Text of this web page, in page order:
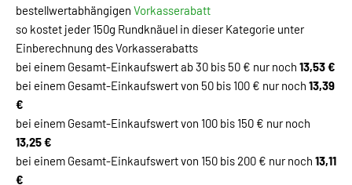
bestellwertabhängigen Vorkasserabatt
so kostet jeder 150g Rundknäuel in dieser Kategorie unter
Einberechnung des Vorkasserabatts
bei einem Gesamt-Einkaufswert ab 30 bis 50 € nur noch 13,53 €
bei einem Gesamt-Einkaufswert von 50 bis 100 € nur noch 13,39
€
bei einem Gesamt-Einkaufswert von 100 bis 150 € nur noch
13,25 €
bei einem Gesamt-Einkaufswert von 150 bis 200 € nur noch 13,11
€